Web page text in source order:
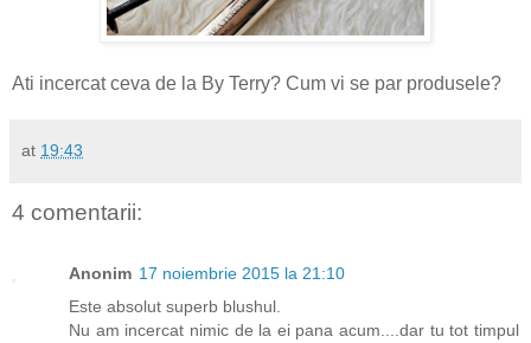
Ati incercat ceva de la By Terry? Cum vi se par produsele?
at 19:43
4 comentarii:
Anonim 17 noiembrie 2015 la 21:10
Este absolut superb blushul.
Nu am incercat nimic de la ei pana acum....dar tu tot timpul